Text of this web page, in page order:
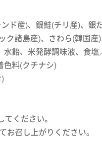
ド産)、銀鮭(チリ産)、銀
ク諸島産)、さわら(韓国産
水飴、米発酵調味液、食塩
色料(クチナシ)
ください。
お召し上がりください。